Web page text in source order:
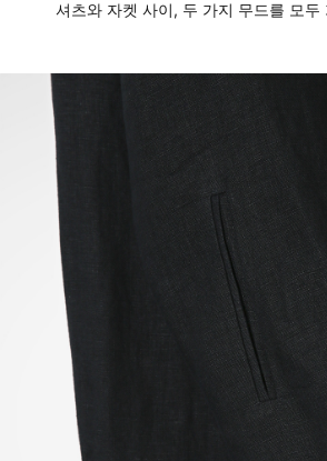
셔츠와 자켓 사이, 두 가지 무드를 모두